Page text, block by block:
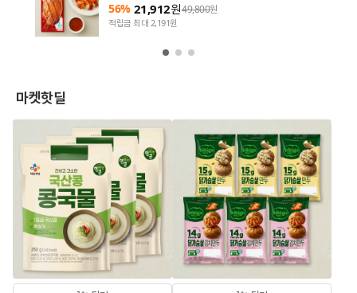
56% 21,912원49,800원
적립금 최대 2,191원
마켓핫딜